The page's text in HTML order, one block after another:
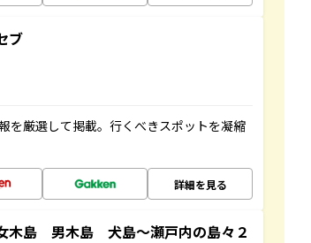
ブ
を厳選して掲載。行くべきスポットを凝縮
詳細を見る
島 男木島 犬島～瀬戸内の島々２